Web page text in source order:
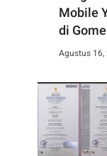
Mobile
di
Agustus 16,